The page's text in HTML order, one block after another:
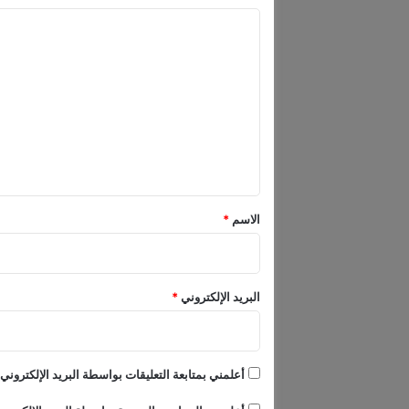
ن
ي
د
و
ا
ر
*
الاسم *
البريد الإلكتروني*
أعلمني بمتابعة التعليقات بواسطة البريد